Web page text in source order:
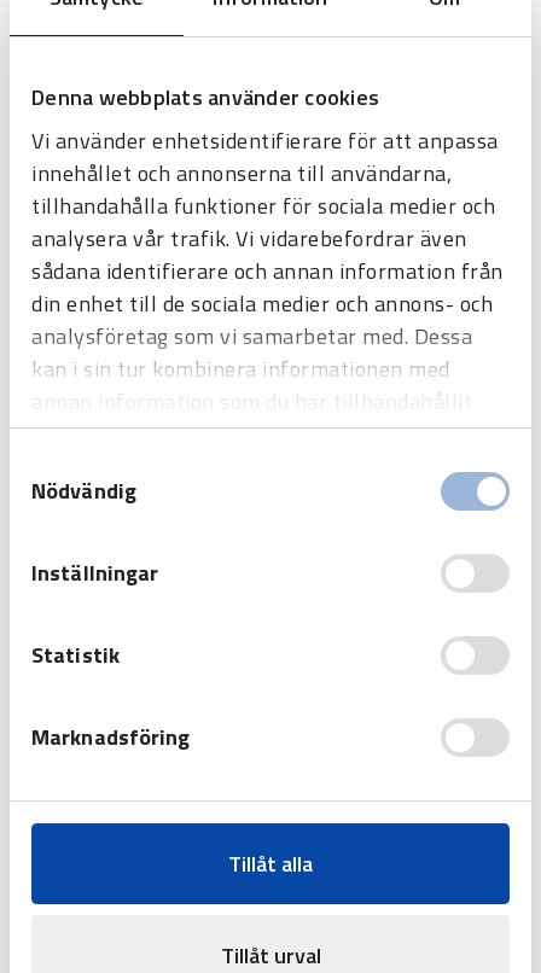
Denna webbplats använder cookies
Vi använder enhetsidentifierare för att anpassa
innehållet och annonserna till användarna,
tillhandahålla funktioner för sociala medier och
analysera vår trafik. Vi vidarebefordrar även
sådana identifierare och annan information från
din enhet till de sociala medier och annons- och
analysföretag som vi samarbetar med. Dessa
kan i sin tur kombinera informationen med
annan information som du har tillhandahållit
eller som de har samlat in när du har använt
Nödvändig
Inställningar
Statistik
Marknadsföring
Tillåt alla
Tillåt urval
SKICKA
Tel:0506-480 00